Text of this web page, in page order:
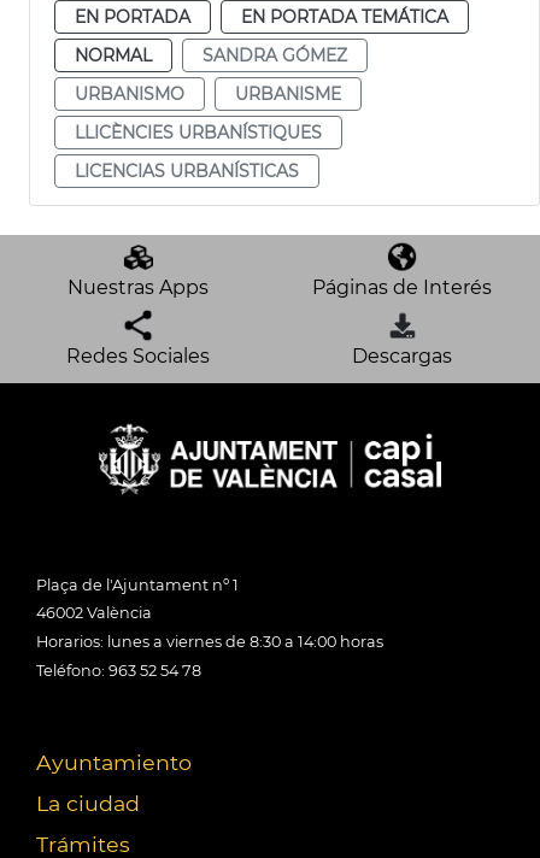
EN PORTADA
EN PORTADA TEMÁTICA
NORMAL
SANDRA GÓMEZ
URBANISMO
URBANISME
LLICÈNCIES URBANÍSTIQUES
LICENCIAS URBANÍSTICAS
Nuestras Apps Páginas de Interés
Redes Sociales Descargas
Plaça de l'Ajuntament nº 1
46002 València
Horarios: lunes a viernes de 8:30 a 14:00 horas
Teléfono: 963 52 54 78
Ayuntamiento
La ciudad
Trámites